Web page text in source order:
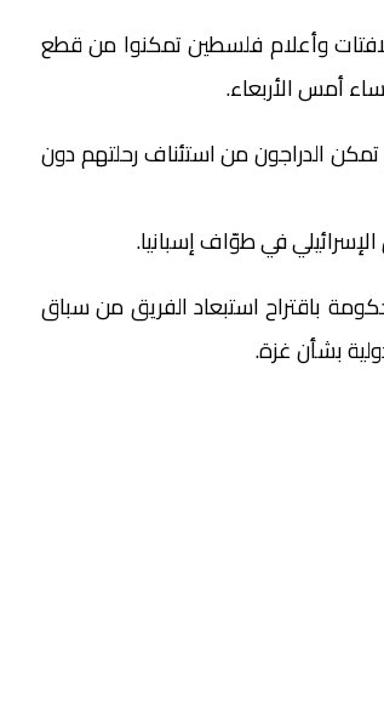
وأعلام فلسطين تمكنوا من قطع
أمس الأربعاء.
الدراجون من استئناف رحلتهم دون
في طوّاف إسبانيا.
باقتراح استبعاد الفريق من سباق
بشأن غزة.